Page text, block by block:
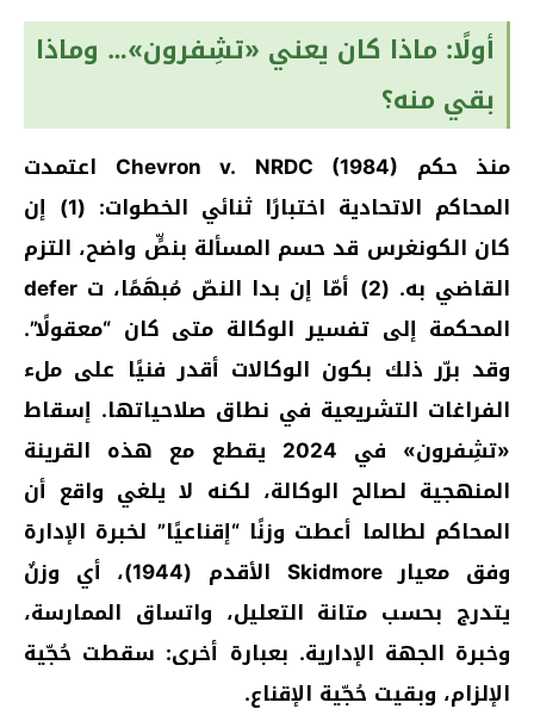
أولًا: ماذا كان يعني «تشِفرون»… وماذا
بقي منه؟
منذ حكم Chevron v. NRDC (1984) اعتمدت
المحاكم الاتحادية اختبارًا ثنائي الخطوات: (1) إن
كان الكونغرس قد حسم المسألة بنصٍّ واضح، التزم
القاضي به. (2) أمّا إن بدا النصّ مُبهَمًا، ت defer
المحكمة إلى تفسير الوكالة متى كان “معقولًا”.
وقد برّر ذلك بكون الوكالات أقدر فنيًا على ملء
الفراغات التشريعية في نطاق صلاحياتها. إسقاط
«تشِفرون» في 2024 يقطع مع هذه القرينة
المنهجية لصالح الوكالة، لكنه لا يلغي واقع أن
المحاكم لطالما أعطت وزنًا “إقناعيًا” لخبرة الإدارة
وفق معيار Skidmore الأقدم (1944)، أي وزنٌ
يتدرج بحسب متانة التعليل، واتساق الممارسة،
وخبرة الجهة الإدارية. بعبارة أخرى: سقطت حُجّية
الإلزام، وبقيت حُجّية الإقناع.